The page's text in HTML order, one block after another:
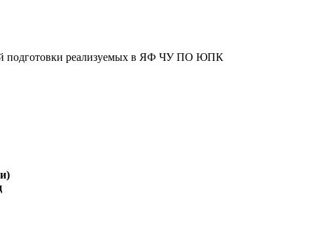
подготовки реализуемых в ЯФ ЧУ ПО ЮПК